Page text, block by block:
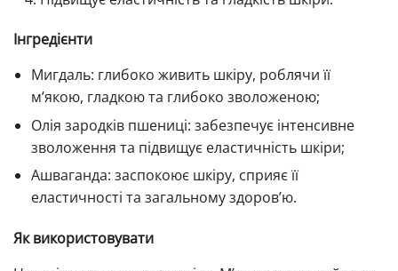
Інгредієнти
Мигдаль: глибоко живить шкіру, роблячи її
м’якою, гладкою та глибоко зволоженою;
Олія зародків пшениці: забезпечує інтенсивне
зволоження та підвищує еластичність шкіри;
Ашваганда: заспокоює шкіру, сприяє її
еластичності та загальному здоров’ю.
Як використовувати